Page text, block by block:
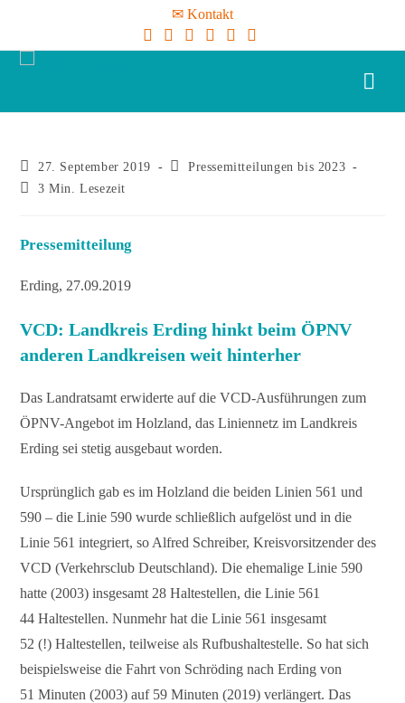
✉ Kontakt
27. September 2019
Pressemitteilungen bis 2023
3 Min. Lesezeit
Pressemitteilung
Erding, 27.09.2019
VCD: Landkreis Erding hinkt beim ÖPNV
anderen Landkreisen weit hinterher
Das Landratsamt erwiderte auf die VCD-Ausführungen zum
ÖPNV-Angebot im Holzland, das Liniennetz im Landkreis
Erding sei stetig ausgebaut worden.
Ursprünglich gab es im Holzland die beiden Linien 561 und
590 – die Linie 590 wurde schließlich aufgelöst und in die
Linie 561 integriert, so Alfred Schreiber, Kreisvorsitzender des
VCD (Verkehrsclub Deutschland). Die ehemalige Linie 590
hatte (2003) insgesamt 28 Haltestellen, die Linie 561
44 Haltestellen. Nunmehr hat die Linie 561 insgesamt
52 (!) Haltestellen, teilweise als Rufbushaltestelle. So hat sich
beispielsweise die Fahrt von Schröding nach Erding von
51 Minuten (2003) auf 59 Minuten (2019) verlängert. Das